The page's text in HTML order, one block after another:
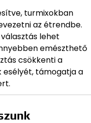
turmixokban
az étrendbe.
lehet
emészthető
csökkenti a
esélyét, támogatja a